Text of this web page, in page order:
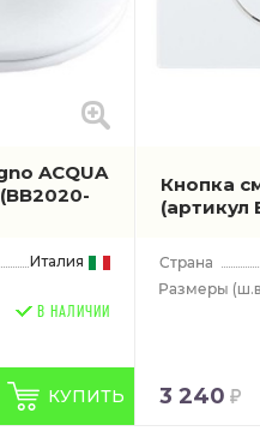
ACQUA
(BB2020-
Италия
В НАЛИЧИИ
КУПИТЬ
Кнопка
(артикул
3 240